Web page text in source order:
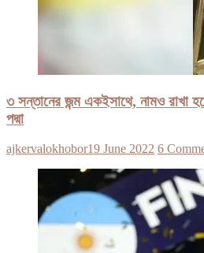
৩ সন্তানের জন্ম একইসাথে, নামও
পদ্মা
ajkervalokhobor19 June 2022 6